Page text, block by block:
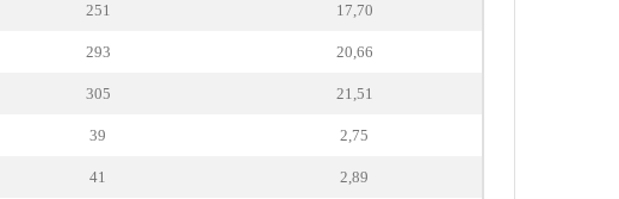
251 17,70
293 20,66
305 21,51
39 2,75
41 2,89